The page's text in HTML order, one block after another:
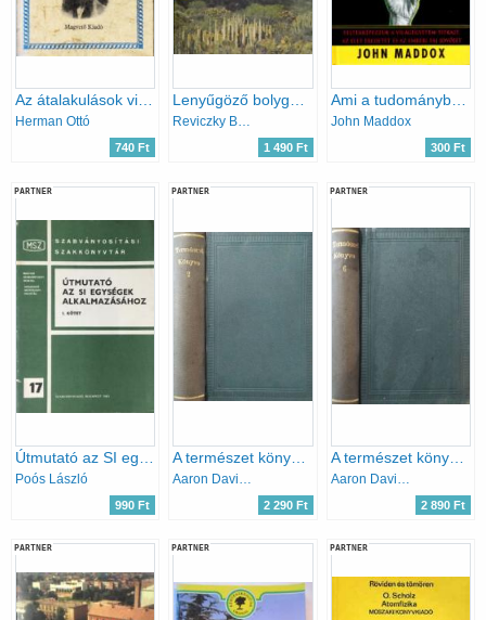
Az átalakulások világáról (Magyar Hírmondó)
Herman Ottó
740 Ft
Lenyűgöző bolygónk: a Föld
Reviczky Béla szerk.
1 490 Ft
Ami a tudományban még felfedezésre vár
John Maddox
300 Ft
PARTNER
Poós László
990 Ft
PARTNER
Aaron David Bernstein, Nagy István (ford.)
2 290 Ft
PARTNER
A természet könyve - Közérdekű olvasmányok a természettudományok köréből - Hatodik kötet (19-21. füzet, egybekötve)
Aaron David Bernstein, Nagy István (ford.), Miavecz László (ford.)
2 890 Ft
PARTNER PARTNER PARTNER